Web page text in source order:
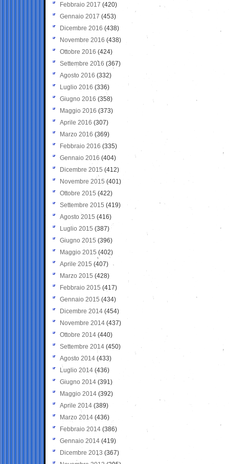
Febbraio 2017 (420)
Gennaio 2017 (453)
Dicembre 2016 (438)
Novembre 2016 (438)
Ottobre 2016 (424)
Settembre 2016 (367)
Agosto 2016 (332)
Luglio 2016 (336)
Giugno 2016 (358)
Maggio 2016 (373)
Aprile 2016 (307)
Marzo 2016 (369)
Febbraio 2016 (335)
Gennaio 2016 (404)
Dicembre 2015 (412)
Novembre 2015 (401)
Ottobre 2015 (422)
Settembre 2015 (419)
Agosto 2015 (416)
Luglio 2015 (387)
Giugno 2015 (396)
Maggio 2015 (402)
Aprile 2015 (407)
Marzo 2015 (428)
Febbraio 2015 (417)
Gennaio 2015 (434)
Dicembre 2014 (454)
Novembre 2014 (437)
Ottobre 2014 (440)
Settembre 2014 (450)
Agosto 2014 (433)
Luglio 2014 (436)
Giugno 2014 (391)
Maggio 2014 (392)
Aprile 2014 (389)
Marzo 2014 (436)
Febbraio 2014 (386)
Gennaio 2014 (419)
Dicembre 2013 (367)